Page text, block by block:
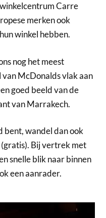
Carre
merken ook
winkel hebben.
nog het meest
McDonalds vlak aan
goed beeld van de
van Marrakech.
bent, wandel dan ook
Bij vertrek met
snelle blik naar binnen
een aanrader.